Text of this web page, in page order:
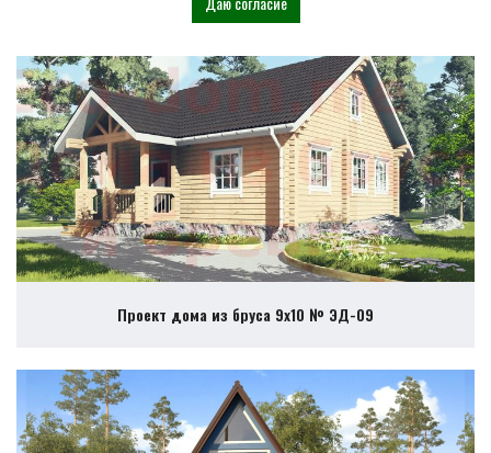
Проект дома из бруса 9х10 № ЭД-09